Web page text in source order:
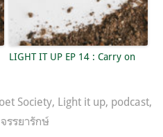
LIGHT IT UP EP 14 : Carry on
Society, Light it up, podcast,
รรยารักษ์